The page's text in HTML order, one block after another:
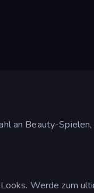
an Beauty-
Werde zum